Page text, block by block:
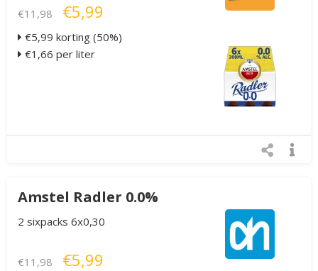
€11,98 €5,99
€5,99 korting (50%)
€1,66 per liter
Amstel Radler 0.0%
2 sixpacks 6x0,30
€11,98 €5,99